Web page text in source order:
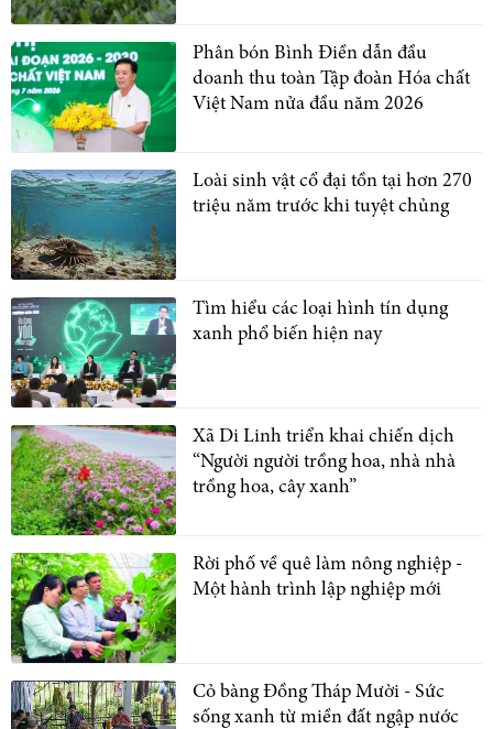
Phân bón Bình Điền dẫn đầu
doanh thu toàn Tập đoàn Hóa chất
Việt Nam nửa đầu năm 2026
Loài sinh vật cổ đại tồn tại hơn 270
triệu năm trước khi tuyệt chủng
Tìm hiểu các loại hình tín dụng
xanh phổ biến hiện nay
Xã Di Linh triển khai chiến dịch
“Người người trồng hoa, nhà nhà
trồng hoa, cây xanh”
Rời phố về quê làm nông nghiệp -
Một hành trình lập nghiệp mới
Cỏ bàng Đồng Tháp Mười - Sức
sống xanh từ miền đất ngập nước